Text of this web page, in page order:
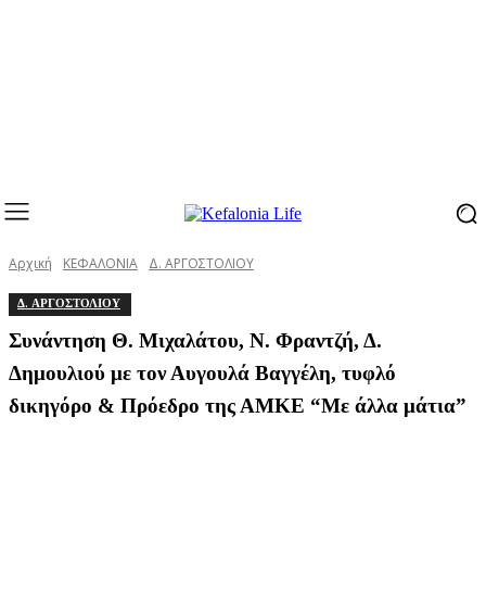
Αρχική ΚΕΦΑΛΟΝΙΑ Δ. ΑΡΓΟΣΤΟΛΙΟΥ
Δ. ΑΡΓΟΣΤΟΛΙΟΥ
Συνάντηση Θ. Μιχαλάτου, Ν. Φραντζή, Δ.
Δημουλιού με τον Αυγουλά Βαγγέλη, τυφλό
δικηγόρο & Πρόεδρο της ΑΜΚΕ “Με άλλα μάτια”